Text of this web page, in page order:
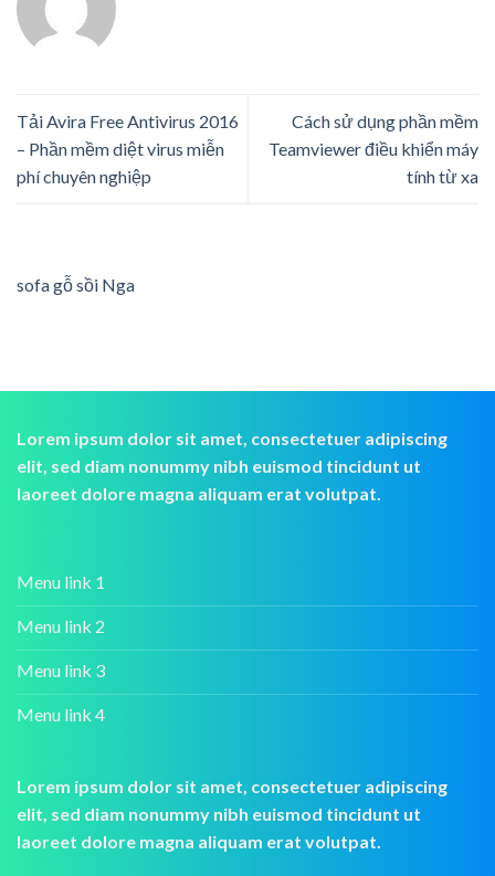
Tải Avira Free Antivirus 2016
– Phần mềm diệt virus miễn
phí chuyên nghiệp
Cách sử dụng phần mềm
Teamviewer điều khiển máy
tính từ xa
sofa gỗ sồi Nga
Lorem ipsum dolor sit amet, consectetuer adipiscing
elit, sed diam nonummy nibh euismod tincidunt ut
laoreet dolore magna aliquam erat volutpat.
Menu link 1
Menu link 2
Menu link 3
Menu link 4
Lorem ipsum dolor sit amet, consectetuer adipiscing
elit, sed diam nonummy nibh euismod tincidunt ut
laoreet dolore magna aliquam erat volutpat.